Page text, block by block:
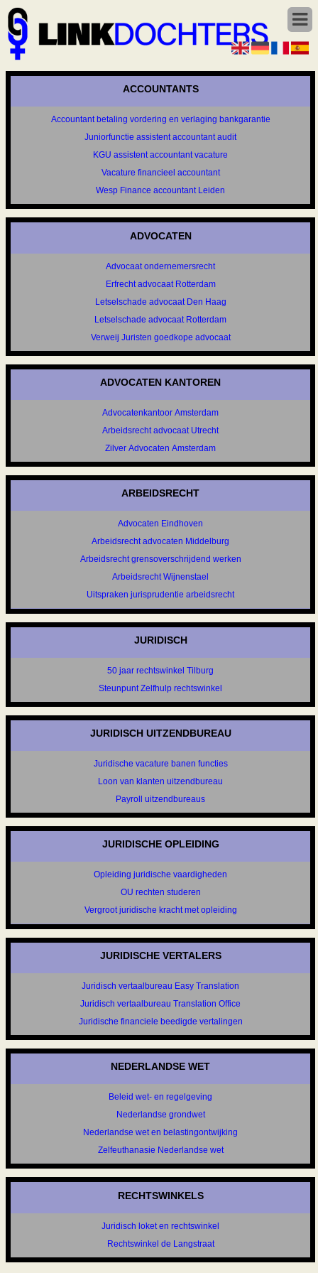
ACCOUNTANTS
Accountant betaling vordering en verlaging bankgarantie
Juniorfunctie assistent accountant audit
KGU assistent accountant vacature
Vacature financieel accountant
Wesp Finance accountant Leiden
ADVOCATEN
Advocaat ondernemersrecht
Erfrecht advocaat Rotterdam
Letselschade advocaat Den Haag
Letselschade advocaat Rotterdam
Verweij Juristen goedkope advocaat
ADVOCATEN KANTOREN
Advocatenkantoor Amsterdam
Arbeidsrecht advocaat Utrecht
Zilver Advocaten Amsterdam
ARBEIDSRECHT
Advocaten Eindhoven
Arbeidsrecht advocaten Middelburg
Arbeidsrecht grensoverschrijdend werken
Arbeidsrecht Wijnenstael
Uitspraken jurisprudentie arbeidsrecht
JURIDISCH
50 jaar rechtswinkel Tilburg
Steunpunt Zelfhulp rechtswinkel
JURIDISCH UITZENDBUREAU
Juridische vacature banen functies
Loon van klanten uitzendbureau
Payroll uitzendbureaus
JURIDISCHE OPLEIDING
Opleiding juridische vaardigheden
OU rechten studeren
Vergroot juridische kracht met opleiding
JURIDISCHE VERTALERS
Juridisch vertaalbureau Easy Translation
Juridisch vertaalbureau Translation Office
Juridische financiele beedigde vertalingen
NEDERLANDSE WET
Beleid wet- en regelgeving
Nederlandse grondwet
Nederlandse wet en belastingontwijking
Zelfeuthanasie Nederlandse wet
RECHTSWINKELS
Juridisch loket en rechtswinkel
Rechtswinkel de Langstraat